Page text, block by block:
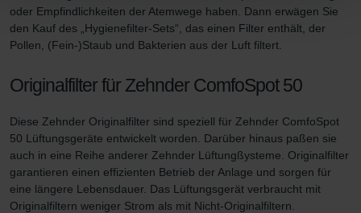
Datenschutzerklärung der Zehnder Group
Zehnder Group AG: Data Privacy
Zehnder Group Czech Republic s.r.o.: Zásady ochrany
Zehnder Group France: Protection des données
Zehnder Group Ibérica SAU: Política de privacidad
Zehnder Group İç Mekan İklimlendirme Sanayi ve Ticaret
Limitet Şirketi: Web Sitesi Çerezleri
oder Empfindlichkeiten der Atemwege haben. Dann erwägen Sie
den Kauf des „Hygienefilter-Sets“, das einen Filter enthält, der
Pollen, (Fein-)Staub und Bakterien aus der Luft filtert.
Originalfilter für Zehnder ComfoSpot 50
Diese Zehnder Originalfilter sind speziell für Zehnder ComfoSpot
50 Lüftungsgeräte entwickelt worden. Darüber hinaus paßen sie
auch in eine Reihe anderer Zehnder Lüftungßysteme. Originalfilter
garantieren einen effizienten Betrieb der Anlage und sorgen für
eine längere Lebensdauer. Das Lüftungsgerät verbraucht mit
Originalfiltern weniger Strom als mit Nicht-Originalfiltern.